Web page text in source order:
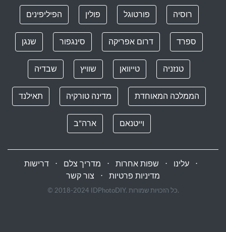
הפיליפינים פולין פורטוגל רוסיה
שנגן סינגפור דרום אפריקה ספרד
שבדיה שוויץ טייוואן טנזניה
תאילנד מדינה טורקיה הממלכה המאוחדת
ארה"ב וייטנאם
דרישות ⋅ מדריך צלם ⋅ שפות אחרות ⋅ עלינו
⋅
צור קשר
⋅ מדיניות פרטיות
© 2018-2024 IDPhotoDIY. כל הזכויות שמורות.